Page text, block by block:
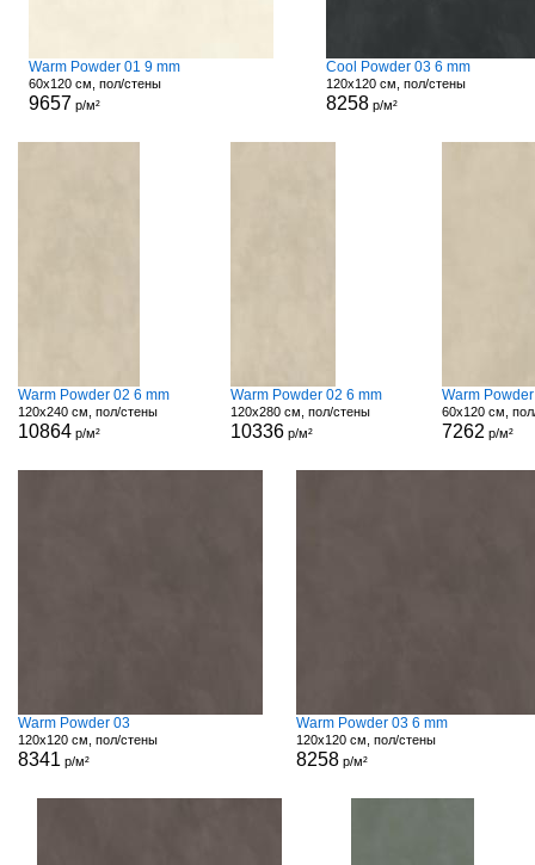
Warm Powder 01 9 mm
60x120 см, пол/стены
9657 р/м²
Cool Powder 03 6 mm
120x120 см, пол/стены
8258р/м²
Warm Powder 02 6 mm
120x240 см, пол/стены
10864 р/м²
Warm Powder 02 6 mm
120x280 см, пол/стены
10336р/м²
Warm
60x120 см,
7262 р/м²
Warm Powder 03
120x120 см, пол/стены
8341 р/м²
Warm Powder 03 6 mm
120x120 см, пол/стены
8258р/м²